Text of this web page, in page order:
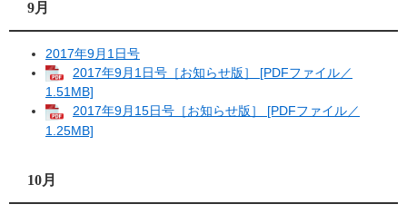
9月
2017年9月1日号
2017年9月1日号［お知らせ版］ [PDFファイル／
1.51MB]
2017年9月15日号［お知らせ版］ [PDFファイル／
1.25MB]
10月